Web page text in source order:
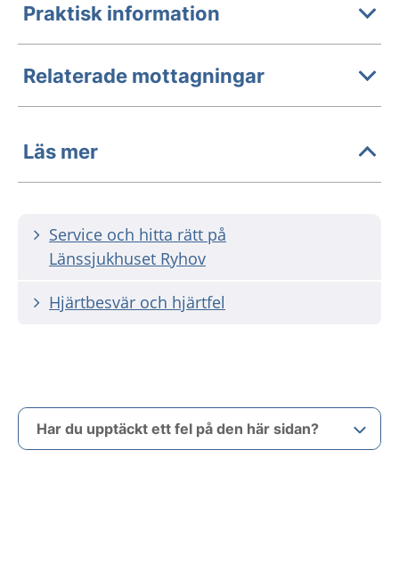
Praktisk information
Relaterade mottagningar
Läs mer
Service och hitta rätt på
Länssjukhuset Ryhov
Hjärtbesvär och hjärtfel
Har du upptäckt ett fel på den här sidan?